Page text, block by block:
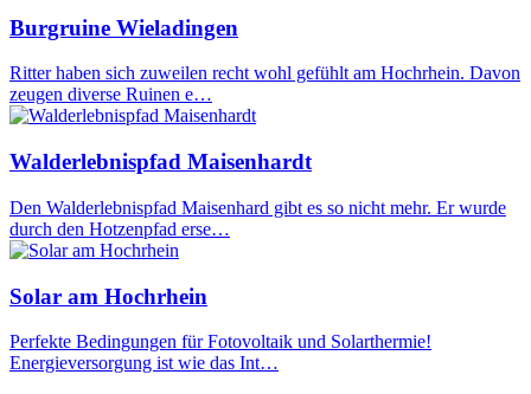
Burgruine Wieladingen
Ritter haben sich zuweilen recht wohl gefühlt am Hochrhein. Davon
zeugen diverse Ruinen e…
Walderlebnispfad Maisenhardt
Den Walderlebnispfad Maisenhard gibt es so nicht mehr. Er wurde
durch den Hotzenpfad erse…
Solar am Hochrhein
Perfekte Bedingungen für Fotovoltaik und Solarthermie!
Energieversorgung ist wie das Int…